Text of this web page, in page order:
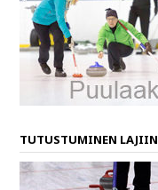
TUTUSTUMINEN LAJIIN